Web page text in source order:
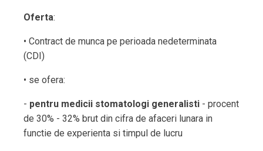
Oferta:
• Contract de munca pe perioada nedeterminata
(CDI)
• se ofera:
- pentru medicii stomatologi generalisti - procent
de 30% - 32% brut din cifra de afaceri lunara in
functie de experienta si timpul de lucru